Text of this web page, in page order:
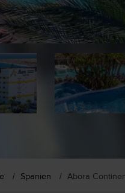
Spanien Abora